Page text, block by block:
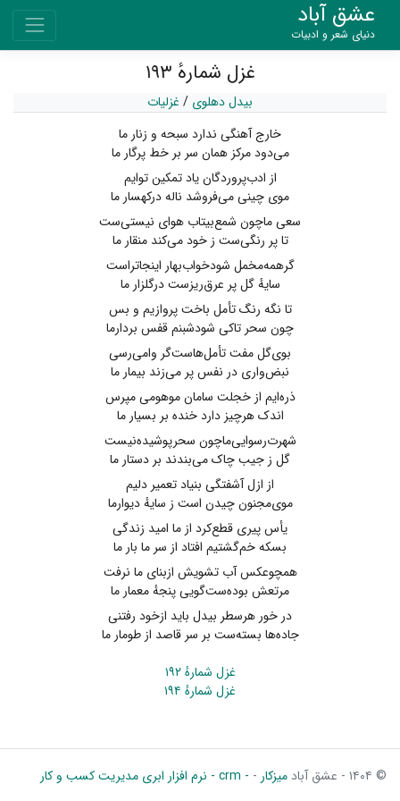
عشق آباد
دنیای شعر و ادبیات
غزل شمارهٔ ۱۹۳
بیدل دهلوی / غزلیات
خارج آهنگی ندارد سبحه و زنار ما
می‌دود مرکز همان سر بر خط پرگار ما
از ادب‌پروردگان یاد تمکین توایم
موی چینی می‌فروشد ناله درکهسار ما
سعی ماچون شمع‌بیتاب هوای نیستی‌ست
تا پر رنگی‌ست ز خود می‌کند منقار ما
گرهمه‌مخمل شودخواب‌بهار اینجاتراست
سایهٔ گل پر عرق‌ریزست درگلزار ما
تا نگه رنگ تأمل باخت پروازیم و بس
چون سحر تاکی شودشبنم قفس بردارما
بوی‌گل مفت تأمل‌هاست‌گر وامی‌رسی
نبض‌واری در نفس پر می‌زند بیمار ما
ذره‌ایم از خجلت سامان موهومی مپرس
اندک هرچیز دارد خنده بر بسیار ما
شهرت‌رسوایی‌ماچون سحرپوشیده‌نیست
گل ز جیب چاک می‌بندند بر دستار ما
از ازل آشفتگی بنیاد تعمیر دلیم
موی‌مجنون چیدن است ز سایهٔ دیوارما
یأس پیری قطع‌کرد از ما امید زندگی
بسکه خم‌گشتیم افتاد از سر ما بار ما
همچوعکس آب تشویش ازبنای ما نرفت
مرتعش بوده‌ست‌گویی پنجهٔ معمار ما
در خور هرسطر بیدل باید ازخود رفتنی
جاده‌ها بسته‌ست بر سر قاصد از طومار ما
غزل شمارهٔ ۱۹۲
غزل شمارهٔ ۱۹۴
© ۱۴۰۴ - عشق آباد میزکار - - crm - نرم افزار ابری مدیریت کسب و کار